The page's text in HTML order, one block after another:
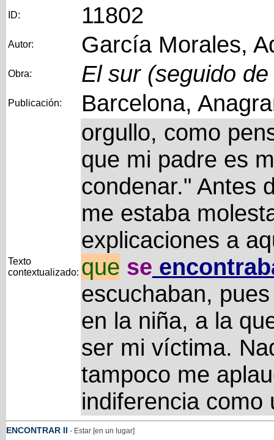
ID: 11802
Autor: García Morales,
Obra: El sur (seguido
Publicación: Barcelona,
Texto
contextualizado:
orgullo, como
que mi padre es
condenar." Antes
me estaba
explicaciones a
que se
escuchaban,
en la niña, a la
ser mi víctima.
tampoco me
indiferencia como
ENCONTRAR II - Estar [en un lugar]